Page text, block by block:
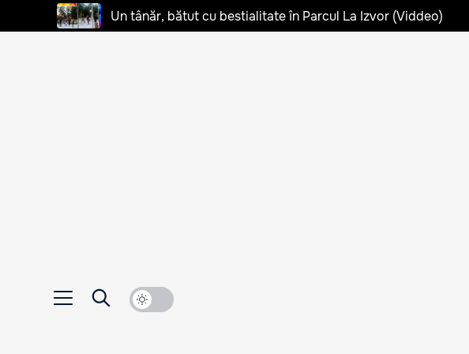
Un tânăr, bătut cu bestialitate în Parcul La Izvor (Viddeo)